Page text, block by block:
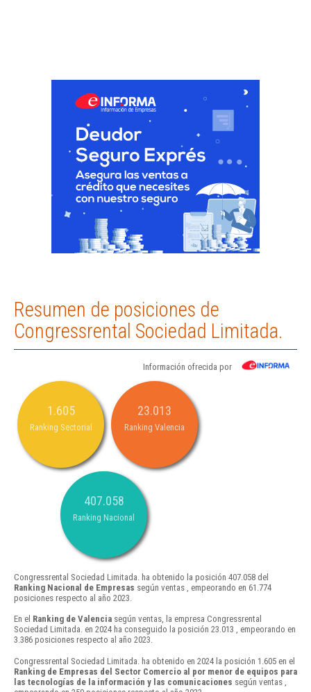
Resumen de posiciones de
Congressrental Sociedad Limitada.
Información ofrecida por
1.605
Ranking Sectorial
23.013
Ranking Valencia
407.058
Ranking Nacional
Congressrental Sociedad Limitada. ha obtenido la posición 407.058 del
Ranking Nacional de Empresas según ventas , empeorando en 61.774
posiciones respecto al año 2023.
En el Ranking de Valencia según ventas, la empresa Congressrental
Sociedad Limitada. en 2024 ha conseguido la posición 23.013 , empeorando en
3.386 posiciones respecto al año 2023.
Congressrental Sociedad Limitada. ha obtenido en 2024 la posición 1.605 en el
Ranking de Empresas del Sector Comercio al por menor de equipos para
las tecnologías de la información y las comunicaciones según ventas ,